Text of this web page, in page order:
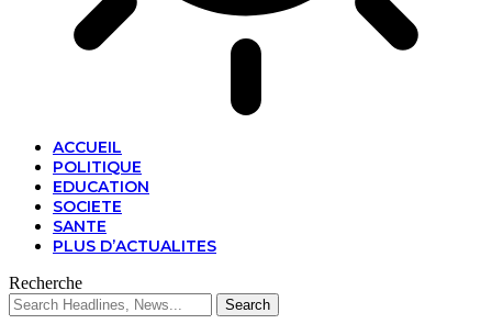
ACCUEIL
POLITIQUE
EDUCATION
SOCIETE
SANTE
PLUS D’ACTUALITES
Recherche